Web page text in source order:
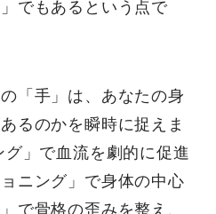
でもあるという点で
「手」は、あなたの身
るのかを瞬時に捉えま
」で血流を劇的に促進
ニング」で身体の中心
で骨格の歪みを整え、